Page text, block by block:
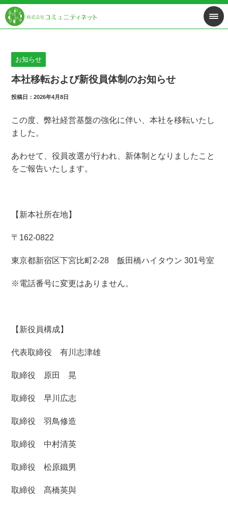
お知らせ
本社移転および新役員体制のお知らせ
投稿日：2026年4月8日
この度、弊社経営基盤の強化に伴い、本社を移転いたし
ました。
あわせて、役員改選が行われ、新体制となりましたこと
をご報告いたします。
【新本社所在地】
〒162-0822
東京都新宿区下宮比町2-28 飯田橋ハイタウン 301号室
※電話番号に変更はありません。
【新役員構成】
代表取締役 有川志津雄
取締役 原田 晃
取締役 早川広志
取締役 羽鳥修造
取締役 中村清英
取締役 松原鐵男
取締役 髙橋英與